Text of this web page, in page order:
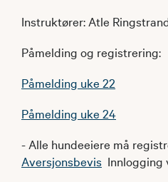
Instruktører: Atle
Påmelding og registrering:
Påmelding uke 22
Påmelding uke 24
- Alle hundeeiere må
Aversjonsbevis Innlogging